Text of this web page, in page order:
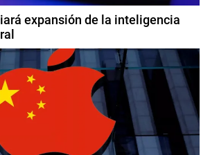
expansión de la inteligencia